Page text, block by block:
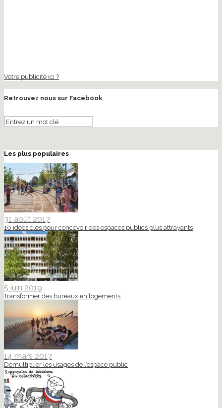
Votre publicité ici ?
Retrouvez nous sur Facebook
Les plus populaires
31 août 2017
10 idées clés pour concevoir des espaces publics plus attrayants
5 juin 2019
Transformer des bureaux en logements
14 mars 2017
Démultiplier les usages de l’espace public